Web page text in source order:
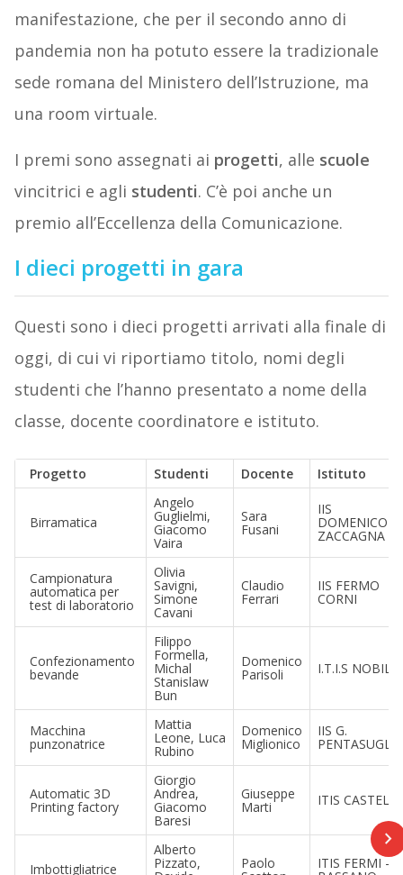
manifestazione, che per il secondo anno di
pandemia non ha potuto essere la tradizionale
sede romana del Ministero dell’Istruzione, ma
una room virtuale.
I premi sono assegnati ai progetti, alle scuole
vincitrici e agli studenti. C’è poi anche un
premio all’Eccellenza della Comunicazione.
I dieci progetti in gara
Questi sono i dieci progetti arrivati alla finale di
oggi, di cui vi riportiamo titolo, nomi degli
studenti che l’hanno presentato a nome della
classe, docente coordinatore e istituto.
Progetto Studenti Docente Istituto
Birramatica
Angelo
Guglielmi,
Giacomo
Vaira
Sara
Fusani
IIS
DOMENICO
ZACCAGNA
Campionatura
automatica per
test di laboratorio
Olivia
Savigni,
Simone
Cavani
Claudio
Ferrari
IIS FERMO
CORNI
Confezionamento
bevande
Filippo
Formella,
Michal
Stanislaw
Bun
Domenico
Parisoli I.T.I.S NOBILI
Macchina
punzonatrice
Mattia
Leone, Luca
Rubino
Domenico
Miglionico
IIS G.
PENTASUGLIA
Automatic 3D
Printing factory
Giorgio
Andrea,
Giacomo
Baresi
Giuseppe
Marti ITIS CASTELLI
Imbottigliatrice
Alberto
Pizzato, Paolo ITIS FERMI –